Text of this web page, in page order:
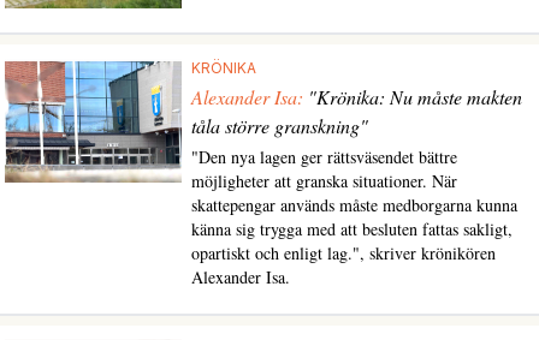
KRÖNIKA
Alexander Isa: "Krönika: Nu måste makten
tåla större granskning"
"Den nya lagen ger rättsväsendet bättre
möjligheter att granska situationer. När
skattepengar används måste medborgarna kunna
känna sig trygga med att besluten fattas sakligt,
opartiskt och enligt lag.", skriver krönikören
Alexander Isa.